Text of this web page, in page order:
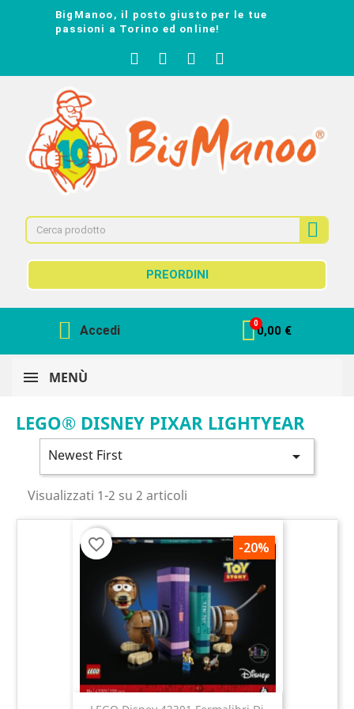
BigManoo, il posto giusto per le tue
passioni a Torino ed online!
PREORDINI
Accedi 0,00 €
MENÙ
LEGO® DISNEY PIXAR LIGHTYEAR
Newest First 
Visualizzati 1-2 su 2 articoli
-20%
favorite_border